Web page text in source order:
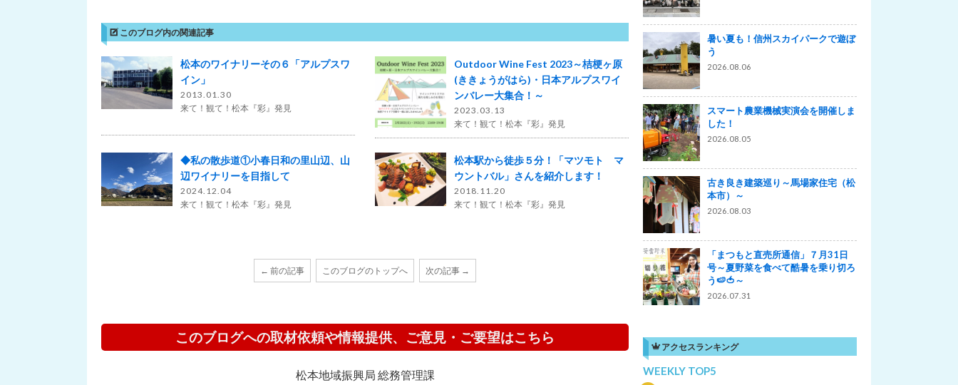
このブログ内の関連記事
松本のワイナリーその６「アルプスワ
イン」
2013.01.30
来て！観て！松本『彩』発見
Outdoor Wine Fest 2023～桔梗ヶ原
(ききょうがはら)・日本アルプスワイ
ンバレー大集合！～
2023.03.13
来て！観て！松本『彩』発見
◆私の散歩道①小春日和の里山辺、山
辺ワイナリーを目指して
2024.12.04
来て！観て！松本『彩』発見
松本駅から徒歩５分！「マツモト マ
ウントバル」さんを紹介します！
2018.11.20
来て！観て！松本『彩』発見
← 前の記事 このブログのトップへ 次の記事 →
このブログへの取材依頼や情報提供、ご意見・ご要望はこちら
松本地域振興局 総務管理課
暑い夏も！信州スカイパークで遊ぼ
う
2026.08.06
スマート農業機械実演会を開催しま
した！
2026.08.05
古き良き建築巡り～馬場家住宅（松
本市）～
2026.08.03
「まつもと直売所通信」７月31日
号～夏野菜を食べて酷暑を乗り切ろ
う🍉🍅～
2026.07.31
アクセスランキング
WEEKLY TOP5